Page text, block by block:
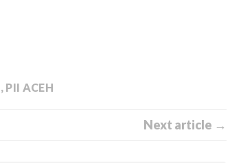
, PII ACEH
Next article →